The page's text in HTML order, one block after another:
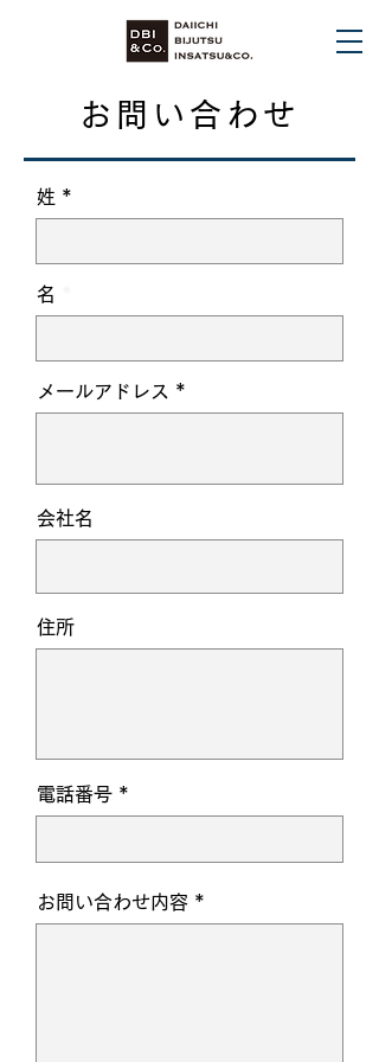
お問い合わせ
姓
名
メールアドレス
会社名
住所
電話番号
お問い合わせ内容